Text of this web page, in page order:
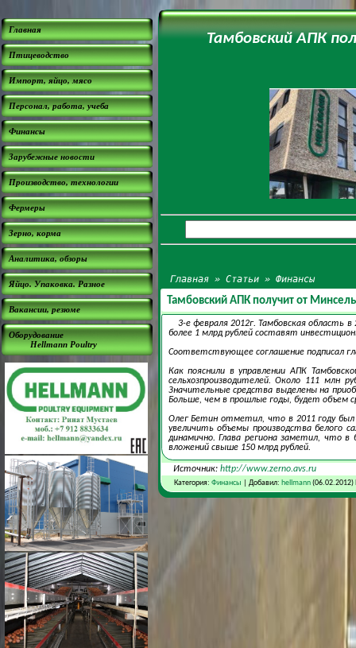
Главная
Птицеводство
Импорт, яйцо, мясо
Персонал, работа, учеба
Финансы
Зарубежные новости
Производство, технологии
Фермеры
Зерно, корма
Аналитика, обзоры
Яйцо. Упаковка. Разное
Вакансии, резюме
Оборудование
Hellmann Poultry
Тамбовский АПК
Главная »Статьи »Финансы
Тамбовский АПК получит от
3-е февраля 2012г. Тамбовская область в
более 1 млрд рублей составят
Соответствующее соглашение подписал
Как пояснили в управлении АПК
сельхозпроизводителей. Около 111 млн
Значительные средства выделены на
Больше, чем в прошлые годы, будет объем
Олег Бетин отметил, что в 2011 году был
увеличить объемы производства белого
динамично. Глава региона заметил, что
вложений свыше 150 млрд рублей.
Источник: http://www.zerno.avs.ru
Категория: Финансы | Добавил: hellmann(06.02.2012)